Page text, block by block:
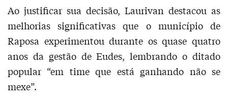
Ao justificar sua decisão, Laurivan destacou as
melhorias significativas que o município de
Raposa experimentou durante os quase quatro
anos da gestão de Eudes, lembrando o ditado
popular “em time que está ganhando não se
mexe”.